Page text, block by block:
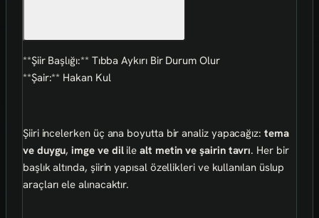
**Şiir Başlığı:** Tıbba Aykırı Bir Durum Olur
**Şair:** Hakan Kul
Şiiri incelerken üç ana boyutta bir analiz yapacağız: tema
ve duygu,imge ve dililealt metin ve şairin tavrı. Her bir
başlık altında, şiirin yapısal özellikleri ve kullanılan üslup
araçları ele alınacaktır.